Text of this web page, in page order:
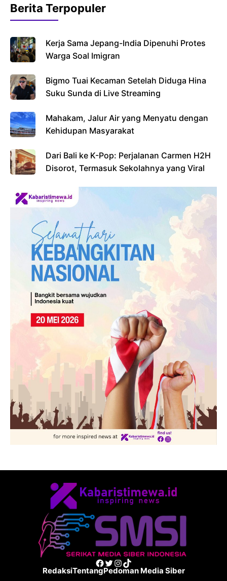
o
k
r
p
p
Berita Terpopuler
Kerja Sama Jepang-India Dipenuhi Protes
Warga Soal Imigran
Bigmo Tuai Kecaman Setelah Diduga Hina
Suku Sunda di Live Streaming
Mahakam, Jalur Air yang Menyatu dengan
Kehidupan Masyarakat
Dari Bali ke K-Pop: Perjalanan Carmen H2H
Disorot, Termasuk Sekolahnya yang Viral
Facebook
Twitter
Instagram
TikTok
RedaksiTentangPedoman Media Siber